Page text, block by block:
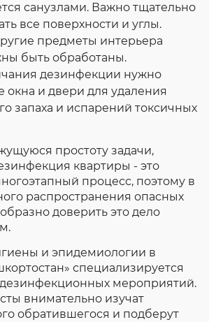
санузлами. Важно тщательно
все поверхности и углы.
предметы интерьера
быть обработаны.
дезинфекции нужно
окна и двери для удаления
запаха и испарений токсичных
простоту задачи,
квартиры - это
процесс, поэтому в
распространения опасных
доверить это дело
и эпидемиологии в
специализируется
мероприятий.
внимательно изучат
обратившегося и подберут